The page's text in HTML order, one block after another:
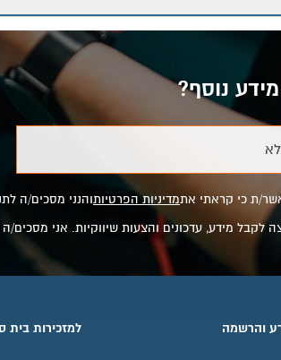
נוסף?
ת כי קראתי אתמדיניות הפרטיותוהנני מסכים/ה
לקבל מידע, עדכונים והצעות שיווקיות. אני
והרשמה למזכירות בית